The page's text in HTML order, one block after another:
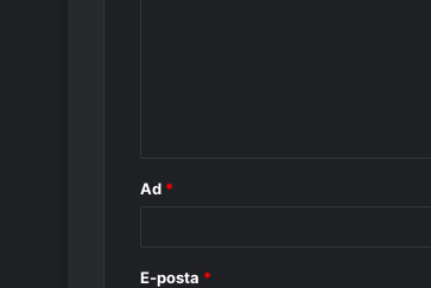
Ad *
E-posta *